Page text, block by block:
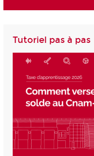
Tutoriel pas à pas